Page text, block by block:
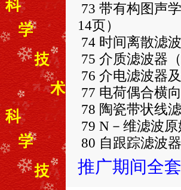
73 带有构图声
14页）
74 时间离散滤
75 介质滤波器
76 介电滤波器
77 电荷偶合横
78 陶瓷带状线
79 N－维滤波
80 自跟踪滤波
推广期间全